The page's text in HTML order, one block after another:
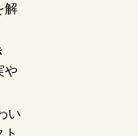
解
や
い